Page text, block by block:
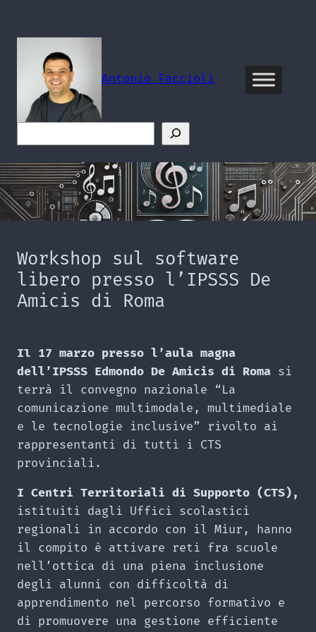
Antonio Faccioli
Workshop sul software
libero presso l’IPSSS De
Amicis di Roma
Il 17 marzo presso l’aula magna
dell’IPSSS Edmondo De Amicis di Roma si
terrà il convegno nazionale “La
comunicazione multimodale, multimediale
e le tecnologie inclusive” rivolto ai
rappresentanti di tutti i CTS
provinciali.
I Centri Territoriali di Supporto (CTS),
istituiti dagli Uffici scolastici
regionali in accordo con il Miur, hanno
il compito è attivare reti fra scuole
nell’ottica di una piena inclusione
degli alunni con difficoltà di
apprendimento nel percorso formativo e
di promuovere una gestione efficiente